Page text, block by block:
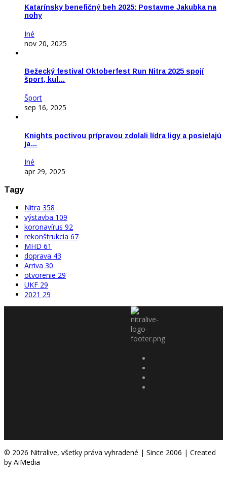
Katarínsky benefičný beh 2025: Postavme Jakubka na
nohy
Iné
nov 20, 2025
Bežecký festival Oktoberfest Run Nitra 2025 spojí
šport, kul…
Šport
sep 16, 2025
Knights poctivou prípravou zdolali lídra ligy a posielajú
ja…
Iné
apr 29, 2025
Tagy
Nitra 358
výstavba 109
koronavírus 92
rekonštrukcia 67
MHD 61
doprava 43
Arriva 30
otvorenie 29
UKF 29
2021 29
© 2026 Nitralive, všetky práva vyhradené | Since 2006 | Created
by AiMedia